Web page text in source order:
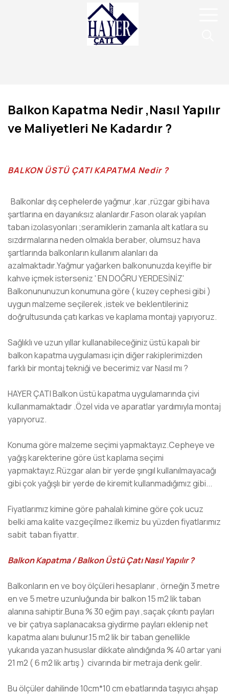
Balkon Kapatma Nedir ,Nasıl Yapılır
ve Maliyetleri Ne Kadardır ?
BALKON ÜSTÜ ÇATI KAPATMA Nedir ?
Balkonlar dış cephelerde yağmur ,kar ,rüzgar gibi hava
şartlarına en dayanıksız alanlardır.Fason olarak yapılan
taban izolasyonları ;seramiklerin zamanla alt katlara su
sızdırmalarına neden olmakla beraber, olumsuz hava
şartlarında balkonların kullanım alanları da
azalmaktadır.Yağmur yağarken balkonunuzda keyifle bir
kahve içmek isterseniz ' EN DOĞRU YERDESİNİZ'
Balkonununuzun konumuna göre ( kuzey cephesi gibi )
uygun malzeme seçilerek ,istek ve beklentileriniz
doğrultusunda çatı karkas ve kaplama montajı yapıyoruz.
Sağlıklı ve uzun yıllar kullanabileceğiniz üstü kapalı bir
balkon kapatma uygulaması için diğer rakiplerimizden
farklı bir montaj tekniği ve becerimiz var Nasıl mı ?
HAYER ÇATI Balkon üstü kapatma uygulamarında çivi
kullanmamaktadır .Özel vida ve aparatlar yardımıyla montaj
yapıyoruz.
Konuma göre malzeme seçimi yapmaktayız.Cepheye ve
yağış karekterine göre üst kaplama seçimi
yapmaktayız.Rüzgar alan bir yerde şıngıl kullanılmayacağı
gibi çok yağışlı bir yerde de kiremit kullanmadığımız gibi...
Fiyatlarımız kimine göre pahalalı kimine göre çok ucuz
belki ama kalite vazgeçilmez ilkemiz bu yüzden fiyatlarımız
sabit taban fiyattır.
Balkon Kapatma / Balkon Üstü Çatı Nasıl Yapılır ?
Balkonların en ve boy ölçüleri hesaplanır , örneğin 3 metre
en ve 5 metre uzunluğunda bir balkon 15 m2 lik taban
alanına sahiptir.Buna % 30 eğim payı ,saçak çıkıntı payları
ve bir çatıya saplanacaksa giydirme payları eklenip net
kapatma alanı bulunur.15 m2 lik bir taban genellikle
yukarıda yazan hususlar dikkate alındığında % 40 artar yani
21 m2 ( 6 m2 lik artış ) civarında bir metraja denk gelir.
Bu ölçüler dahilinde 10cm*10 cm ebatlarında taşıyıcı ahşap